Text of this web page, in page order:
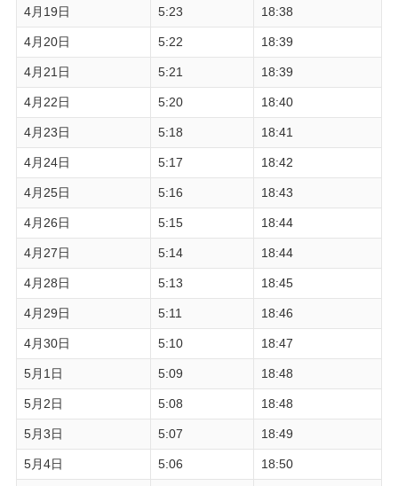
4月19日 5:23 18:38
4月20日 5:22 18:39
4月21日 5:21 18:39
4月22日 5:20 18:40
4月23日 5:18 18:41
4月24日 5:17 18:42
4月25日 5:16 18:43
4月26日 5:15 18:44
4月27日 5:14 18:44
4月28日 5:13 18:45
4月29日 5:11 18:46
4月30日 5:10 18:47
5月1日 5:09 18:48
5月2日 5:08 18:48
5月3日 5:07 18:49
5月4日 5:06 18:50